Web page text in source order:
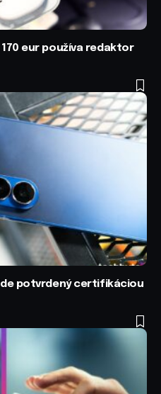
eur používa redaktor
potvrdený certifikáciou